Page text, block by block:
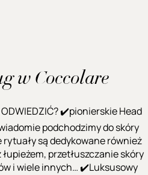
w Coccolare
ODWIEDZIĆ? ✔️pionierskie Head
podchodzimy do skóry
rytuały są dedykowane również
przetłuszczanie skóry
i wiele innych… ✔️Luksusowy